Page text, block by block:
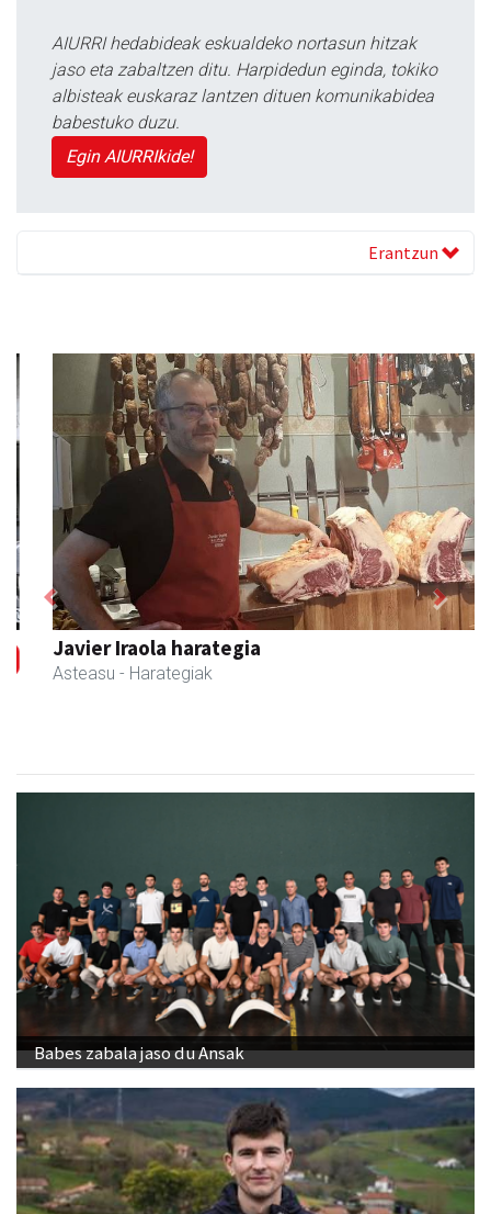
AIURRI hedabideak eskualdeko nortasun hitzak
jaso eta zabaltzen ditu. Harpidedun eginda, tokiko
albisteak euskaraz lantzen dituen komunikabidea
babestuko duzu.
Egin AIURRIkide!
Erantzun
Javier Iraola harategia
Asteasu - Harategiak
Previous Next
Babes zabala jaso du Ansak